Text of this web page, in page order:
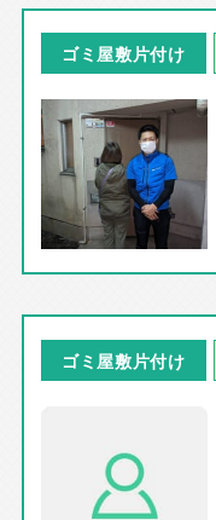
ゴミ屋敷片付け
ゴミ屋敷片付け